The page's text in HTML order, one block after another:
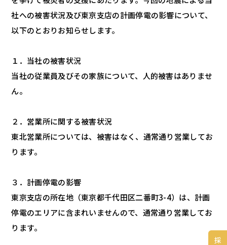
採
社への被害状況及び東京支店の計画停電の影響について、
以下のとおりお知らせします。
１．当社の被害状況
当社の従業員及びその家族について、人的被害はありませ
ん。
２．営業所に関する被害状況
東北営業所については、被害はなく、通常通り営業してお
ります。
３．計画停電の影響
東京支店の所在地（東京都千代田区二番町3-4）は、計画
停電のエリアに含まれいませんので、通常通り営業してお
ります。